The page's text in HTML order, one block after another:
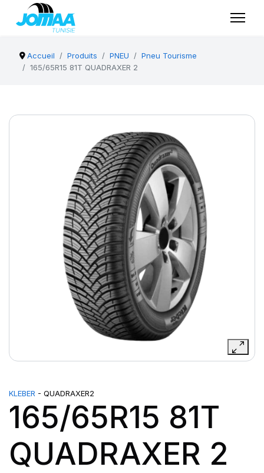
Accueil Produits PNEU
Pneu Tourisme
165/65R15 81T QUADRAXER 2
KLEBER - QUADRAXER2
165/65R15 81T
QUADRAXER 2